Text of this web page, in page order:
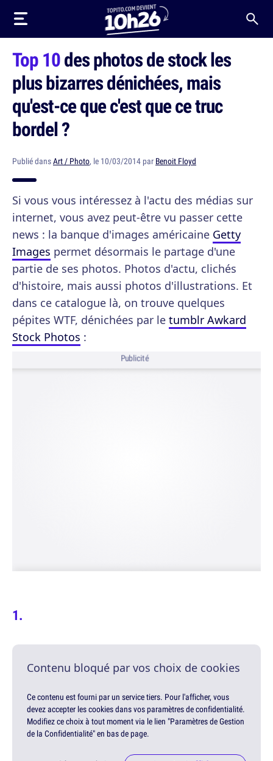
Top 10des photos de stock les
plus bizarres dénichées, mais
qu'est-ce que c'est que ce truc
bordel ?
Publié dansArt / Photo, le 10/03/2014 par Benoit Floyd
Si vous vous intéressez à l'actu des médias sur
internet, vous avez peut-être vu passer cette
news : la banque d'images américaine Getty
Images permet désormais le partage d'une
partie de ses photos. Photos d'actu, clichés
d'histoire, mais aussi photos d'illustrations. Et
dans ce catalogue là, on trouve quelques
pépites WTF, dénichées par le tumblr Awkard
Stock Photos :
Publicité
Contenu bloqué par vos choix de cookies
Ce contenu est fourni par un service tiers. Pour l'afficher, vous
devez accepter les cookies dans vos paramètres de confidentialité.
Modifiez ce choix à tout moment via le lien "Paramètres de Gestion
de la Confidentialité" en bas de page.